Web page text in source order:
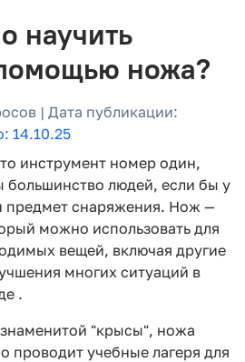
научить
ножа?
| Дата публикации:
14.10.25
инструмент номер один,
большинство людей, если бы у
предмет снаряжения. Нож —
можно использовать для
вещей, включая другие
многих ситуаций в
.
"крысы", ножа
проводит учебные лагеря для